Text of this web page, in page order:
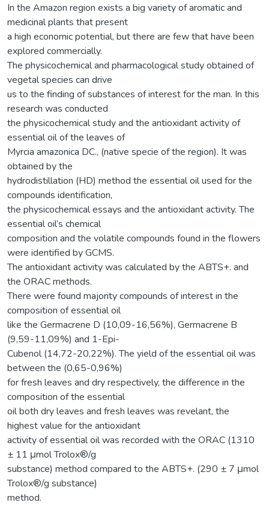
In the Amazon region exists a big variety of aromatic and
medicinal plants that present
a high economic potential, but there are few that have been
explored commercially.
The physicochemical and pharmacological study obtained of
vegetal species can drive
us to the finding of substances of interest for the man. In this
research was conducted
the physicochemical study and the antioxidant activity of
essential oil of the leaves of
Myrcia amazonica DC., (native specie of the region). It was
obtained by the
hydrodistillation (HD) method the essential oil used for the
compounds identification,
the physicochemical essays and the antioxidant activity. The
essential oil’s chemical
composition and the volatile compounds found in the flowers
were identified by GCMS.
The antioxidant activity was calculated by the ABTS+. and
the ORAC methods.
There were found majority compounds of interest in the
composition of essential oil
like the Germacrene D (10,09-16,56%), Germacrene B
(9,59-11,09%) and 1-Epi-
Cubenol (14,72-20,22%). The yield of the essential oil was
between the (0,65-0,96%)
for fresh leaves and dry respectively, the difference in the
composition of the essential
oil both dry leaves and fresh leaves was revelant, the
highest value for the antioxidant
activity of essential oil was recorded with the ORAC (1310
± 11 μmol Trolox®/g
substance) method compared to the ABTS+. (290 ± 7 μmol
Trolox®/g substance)
method.